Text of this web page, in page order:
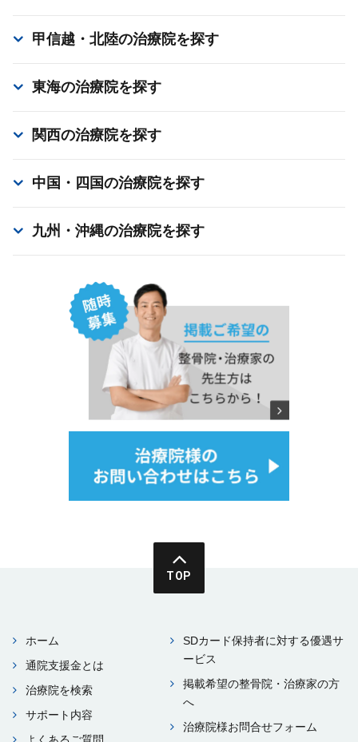
甲信越・北陸の治療院を探す
東海の治療院を探す
関西の治療院を探す
中国・四国の治療院を探す
九州・沖縄の治療院を探す
TOP
ホーム
通院⽀援⾦とは
治療院を検索
サポート内容
SDカード保持者に対する優遇サ
ービス
掲載希望の整⾻院・治療家の⽅
へ
治療院様お問合せフォーム